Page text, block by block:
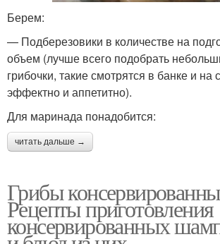
Берем:
— Подберезовики в количестве на
объем (лучше всего подобрать
грибочки, такие смотрятся в банке и на
эффектно и аппетитно).
Для маринада понадобится:
читать дальше →
Грибы
Рецепты приготовления
консервированных